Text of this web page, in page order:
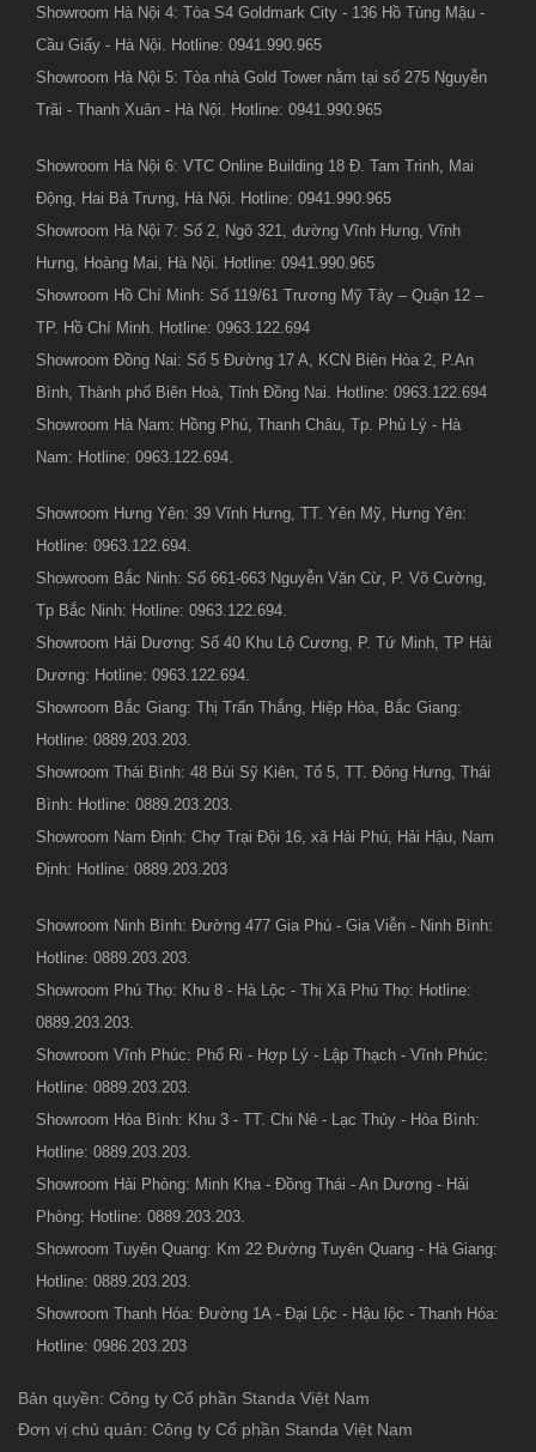
Showroom Hà Nội 4: Tòa S4 Goldmark City - 136 Hồ Tùng Mậu -
Cầu Giấy - Hà Nội. Hotline: 0941.990.965
Showroom Hà Nội 5: Tòa nhà Gold Tower nằm tại số 275 Nguyễn
Trãi - Thanh Xuân - Hà Nội. Hotline: 0941.990.965
Showroom Hà Nội 6: VTC Online Building 18 Đ. Tam Trinh, Mai
Động, Hai Bà Trưng, Hà Nội. Hotline: 0941.990.965
Showroom Hà Nội 7: Số 2, Ngõ 321, đường Vĩnh Hưng, Vĩnh
Hưng, Hoàng Mai, Hà Nội. Hotline: 0941.990.965
Showroom Hồ Chí Minh: Số 119/61 Trương Mỹ Tây – Quận 12 –
TP. Hồ Chí Minh. Hotline: 0963.122.694
Showroom Đồng Nai: Số 5 Đường 17 A, KCN Biên Hòa 2, P.An
Bình, Thành phố Biên Hoà, Tỉnh Đồng Nai. Hotline: 0963.122.694
Showroom Hà Nam: Hồng Phú, Thanh Châu, Tp. Phủ Lý - Hà
Nam: Hotline: 0963.122.694.
Showroom Hưng Yên: 39 Vĩnh Hưng, TT. Yên Mỹ, Hưng Yên:
Hotline: 0963.122.694.
Showroom Bắc Ninh: Số 661-663 Nguyễn Văn Cừ, P. Võ Cường,
Tp Bắc Ninh: Hotline: 0963.122.694.
Showroom Hải Dương: Số 40 Khu Lộ Cương, P. Tứ Minh, TP Hải
Dương: Hotline: 0963.122.694.
Showroom Bắc Giang: Thị Trấn Thắng, Hiệp Hòa, Bắc Giang:
Hotline: 0889.203.203.
Showroom Thái Bình: 48 Bùi Sỹ Kiên, Tổ 5, TT. Đông Hưng, Thái
Bình: Hotline: 0889.203.203.
Showroom Nam Định: Chợ Trại Đội 16, xã Hải Phú, Hải Hậu, Nam
Định: Hotline: 0889.203.203
Showroom Ninh Bình: Đường 477 Gia Phú - Gia Viễn - Ninh Bình:
Hotline: 0889.203.203.
Showroom Phú Thọ: Khu 8 - Hà Lộc - Thị Xã Phú Thọ: Hotline:
0889.203.203.
Showroom Vĩnh Phúc: Phố Ri - Hợp Lý - Lập Thạch - Vĩnh Phúc:
Hotline: 0889.203.203.
Showroom Hòa Bình: Khu 3 - TT. Chi Nê - Lạc Thủy - Hòa Bình:
Hotline: 0889.203.203.
Showroom Hải Phòng: Minh Kha - Đồng Thái - An Dương - Hải
Phòng: Hotline: 0889.203.203.
Showroom Tuyên Quang: Km 22 Đường Tuyên Quang - Hà Giang:
Hotline: 0889.203.203.
Showroom Thanh Hóa: Đường 1A - Đại Lộc - Hậu lộc - Thanh Hóa:
Hotline: 0986.203.203
Bản quyền: Công ty Cổ phần Standa Việt Nam
Đơn vị chủ quản: Công ty Cổ phần Standa Việt Nam